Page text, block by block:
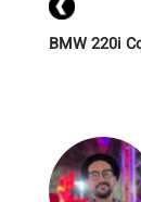
BMW 220i